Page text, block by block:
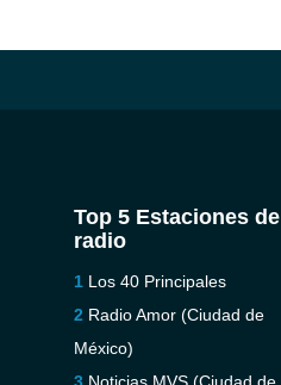
Top 5 Estaciones de
radio
Los 40 Principales
Radio Amor (Ciudad de
México)